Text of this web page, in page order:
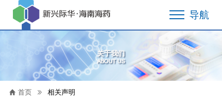
导航
关于我们
ABOUT US
首页 相关声明